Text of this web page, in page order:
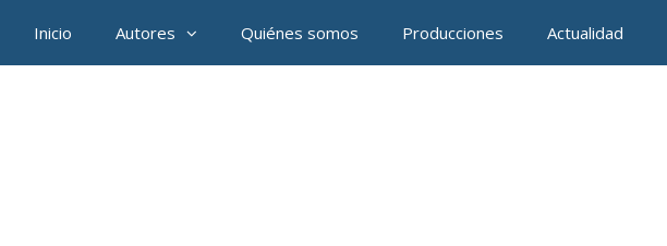
Inicio Autores Quiénes somos Producciones Actualidad